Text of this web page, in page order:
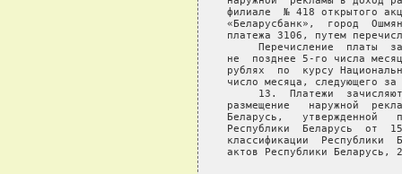
филиале  № 418 открытого
«Беларусбанк»,  город
платежа 3106, путем
Перечисление  платы
не  позднее 5-го числа
рублях  по  курсу
число месяца, следующего за
13.  Платежи
размещение   наружной
Беларусь,   утвержденной
Республики  Беларусь  от
классификации  Республики
актов Республики